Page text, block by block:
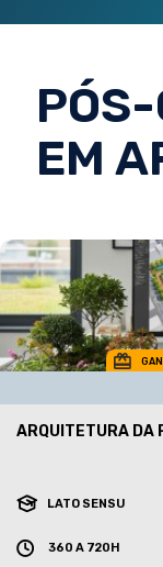
EM
ARQUITETURA DA
LATO SENSU
360 A 720H